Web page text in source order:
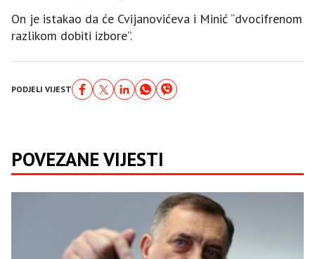
On je istakao da će Cvijanovićeva i Minić “dvocifrenom
razlikom dobiti izbore”.
PODJELI VIJEST
POVEZANE VIJESTI